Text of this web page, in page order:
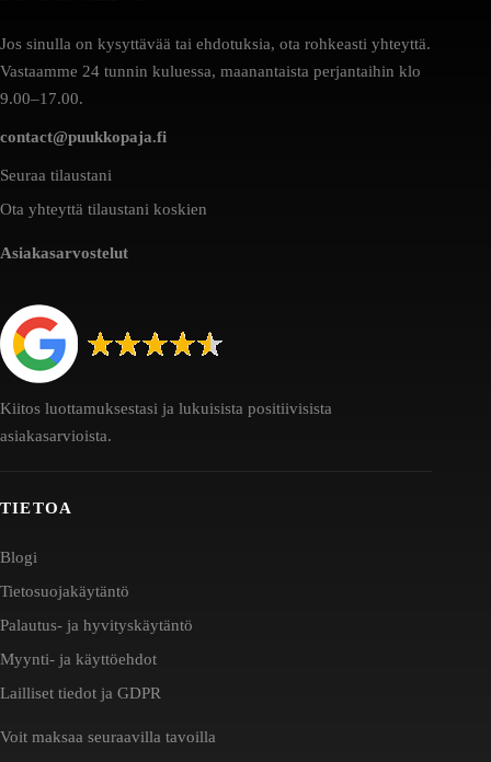
Jos sinulla on kysyttävää tai ehdotuksia, ota rohkeasti yhteyttä.
Vastaamme 24 tunnin kuluessa, maanantaista perjantaihin klo
9.00–17.00.
contact@puukkopaja.fi
Seuraa tilaustani
Ota yhteyttä tilaustani koskien
Asiakasarvostelut
Kiitos luottamuksestasi ja lukuisista positiivisista
asiakasarvioista.
TIETOA
Blogi
Tietosuojakäytäntö
Palautus- ja hyvityskäytäntö
Myynti- ja käyttöehdot
Lailliset tiedot ja GDPR
Voit maksaa seuraavilla tavoilla